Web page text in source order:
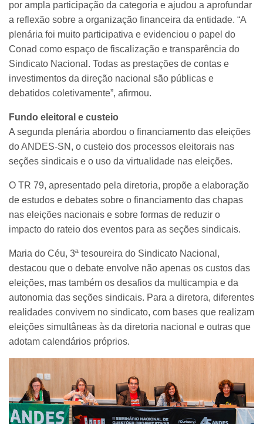
por ampla participação da categoria e ajudou a aprofundar
a reflexão sobre a organização financeira da entidade. “A
plenária foi muito participativa e evidenciou o papel do
Conad como espaço de fiscalização e transparência do
Sindicato Nacional. Todas as prestações de contas e
investimentos da direção nacional são públicas e
debatidos coletivamente”, afirmou.
Fundo eleitoral e custeio
A segunda plenária abordou o financiamento das eleições
do ANDES-SN, o custeio dos processos eleitorais nas
seções sindicais e o uso da virtualidade nas eleições.
O TR 79, apresentado pela diretoria, propõe a elaboração
de estudos e debates sobre o financiamento das chapas
nas eleições nacionais e sobre formas de reduzir o
impacto do rateio dos eventos para as seções sindicais.
Maria do Céu, 3ª tesoureira do Sindicato Nacional,
destacou que o debate envolve não apenas os custos das
eleições, mas também os desafios da multicampia e da
autonomia das seções sindicais. Para a diretora, diferentes
realidades convivem no sindicato, com bases que realizam
eleições simultâneas às da diretoria nacional e outras que
adotam calendários próprios.